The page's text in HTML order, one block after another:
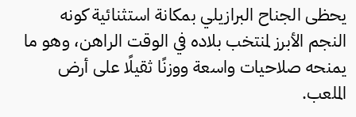
يحظى الجناح البرازيلي بمكانة استثنائية كونه
النجم الأبرز لمنتخب بلاده في الوقت الراهن، وهو ما
يمنحه صلاحيات واسعة ووزنًا ثقيلًا على أرض
الملعب.